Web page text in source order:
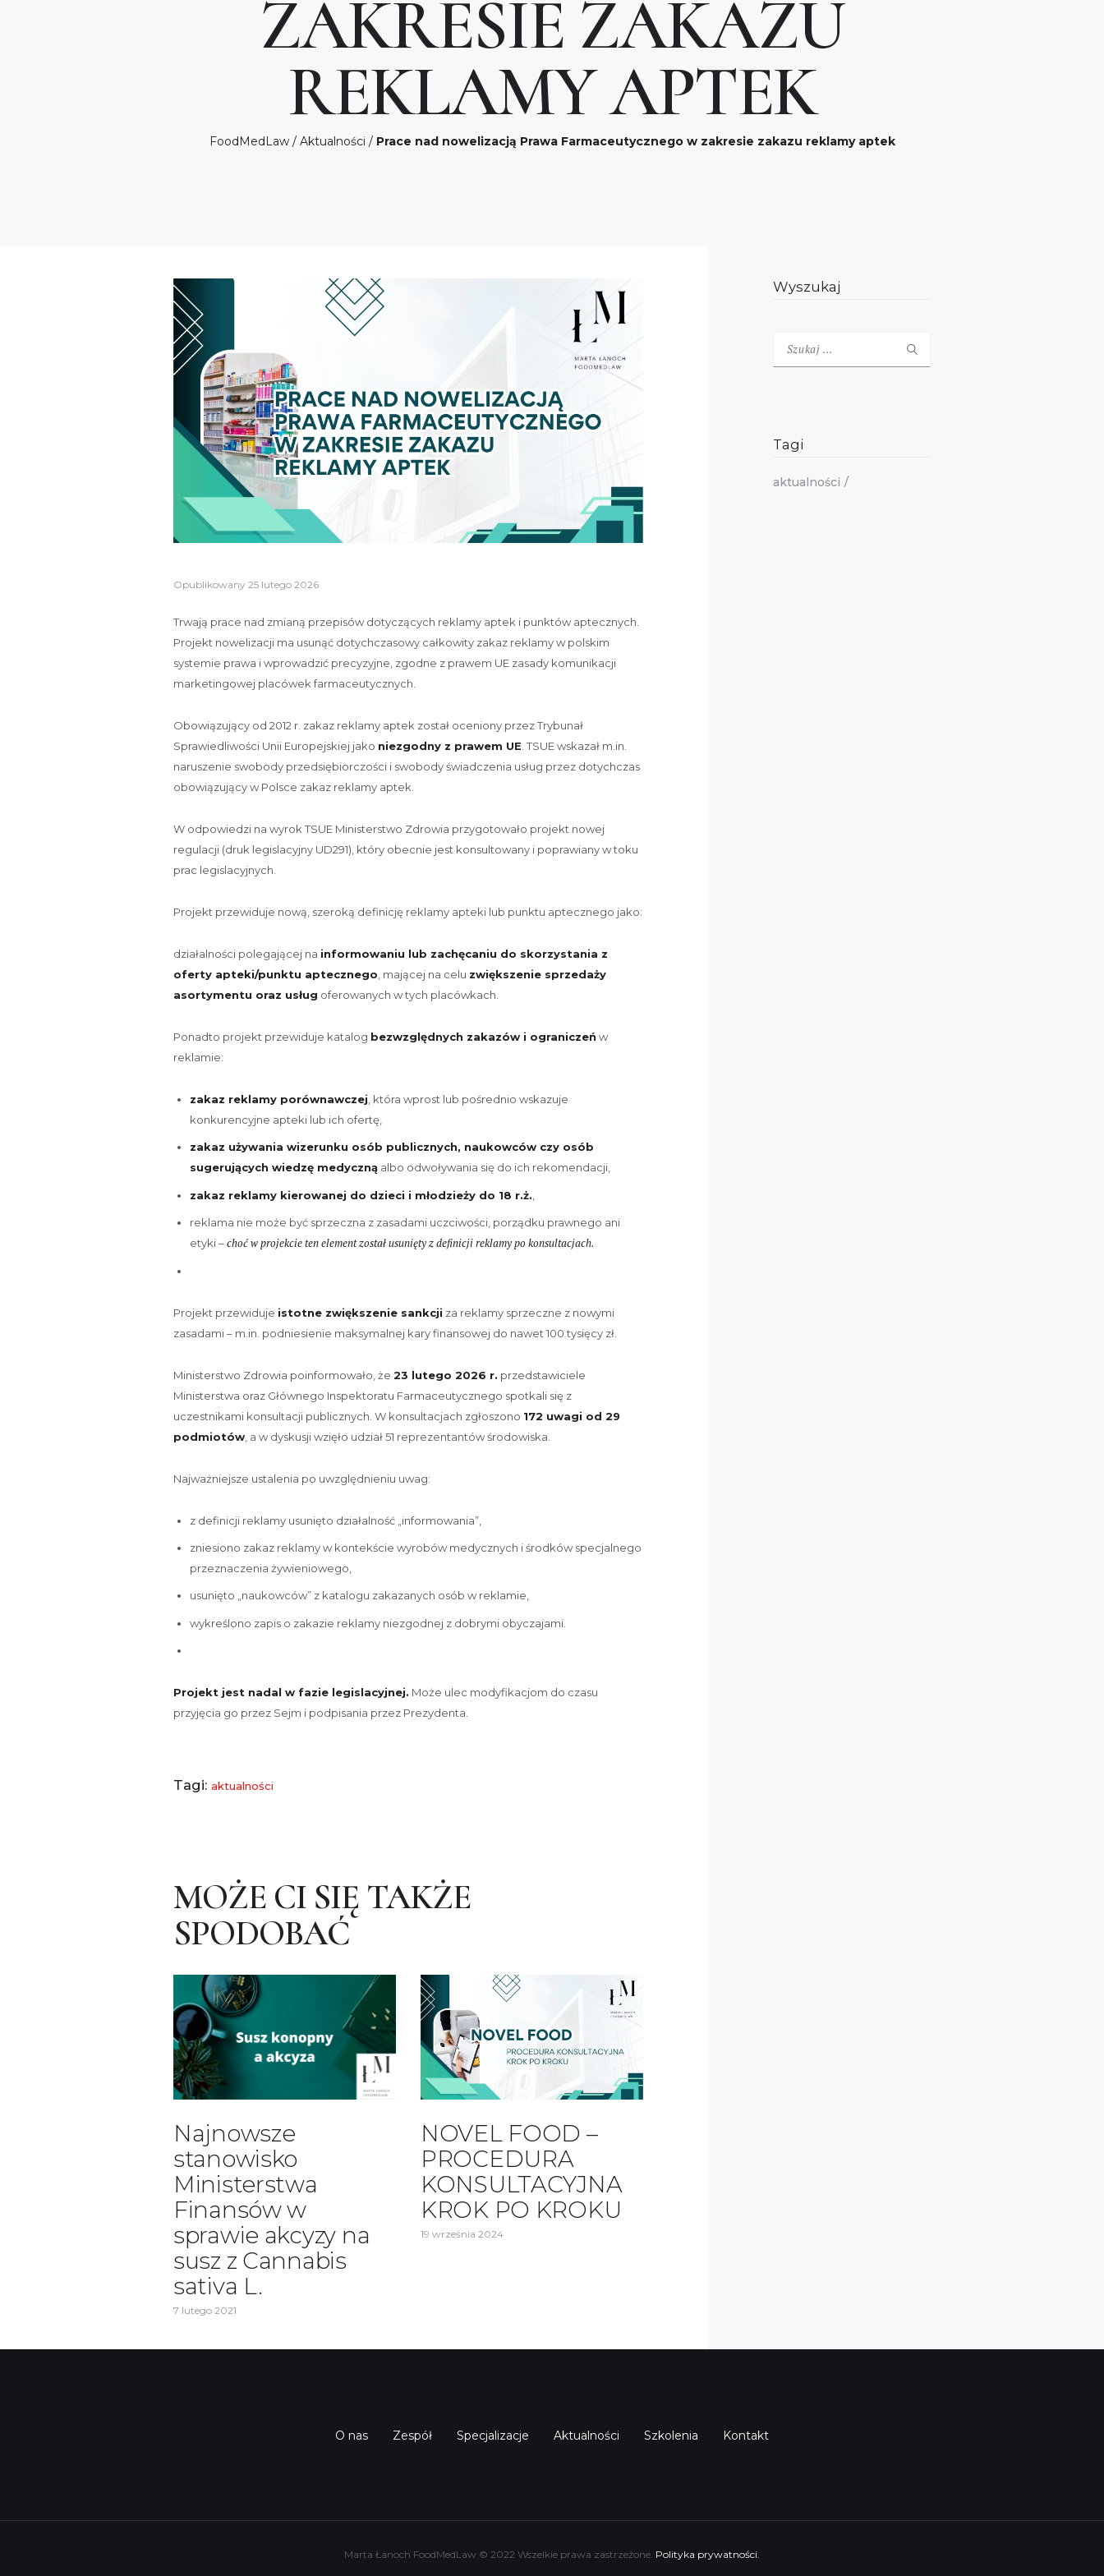
ZAKRESIE ZAKAZU
REKLAMY APTEK
FoodMedLaw/ Aktualności / Prace nad nowelizacją Prawa Farmaceutycznego w zakresie zakazu reklamy aptek
Opublikowany 25 lutego 2026
Trwają prace nad zmianą przepisów dotyczących reklamy aptek i punktów aptecznych.
Projekt nowelizacji ma usunąć dotychczasowy całkowity zakaz reklamy w polskim
systemie prawa i wprowadzić precyzyjne, zgodne z prawem UE zasady komunikacji
marketingowej placówek farmaceutycznych.
Obowiązujący od 2012 r. zakaz reklamy aptek został oceniony przez Trybunał
Sprawiedliwości Unii Europejskiej jako niezgodny z prawem UE . TSUE wskazał m.in.
naruszenie swobody przedsiębiorczości i swobody świadczenia usług przez dotychczas
obowiązujący w Polsce zakaz reklamy aptek.
W odpowiedzi na wyrok TSUE Ministerstwo Zdrowia przygotowało projekt nowej
regulacji (druk legislacyjny UD291), który obecnie jest konsultowany i poprawiany w toku
prac legislacyjnych.
Projekt przewiduje nową, szeroką definicję reklamy apteki lub punktu aptecznego jako:
działalności polegającej na informowaniu lub zachęcaniu do skorzystania z
oferty apteki/punktu aptecznego , mającej na celu zwiększenie sprzedaży
asortymentu oraz usług oferowanych w tych placówkach.
Ponadto projekt przewiduje katalog bezwzględnych zakazów i ograniczeń w
reklamie:
zakaz reklamy porównawczej , która wprost lub pośrednio wskazuje
konkurencyjne apteki lub ich ofertę,
zakaz używania wizerunku osób publicznych, naukowców czy osób
sugerujących wiedzę medycznąalbo odwoływania się do ich rekomendacji,
zakaz reklamy kierowanej do dzieci i młodzieży do 18 r.ż.
reklama nie może być sprzeczna z zasadami uczciwości, porządku prawnego ani
etyki –choć w projekcie ten element został usunięty z definicji reklamy po konsultacjach.
Projekt przewiduje istotne zwiększenie sankcji za reklamy sprzeczne z nowymi
zasadami – m.in. podniesienie maksymalnej kary finansowej do nawet 100 tysięcy zł.
Ministerstwo Zdrowia poinformowało, że 23 lutego 2026 r. przedstawiciele
Ministerstwa oraz Głównego Inspektoratu Farmaceutycznego spotkali się z
uczestnikami konsultacji publicznych. W konsultacjach zgłoszono 172 uwagi od 29
podmiotów , a w dyskusji wzięło udział 51 reprezentantów środowiska.
Najważniejsze ustalenia po uwzględnieniu uwag:
z definicji reklamy usunięto działalność „informowania”,
zniesiono zakaz reklamy w kontekście wyrobów medycznych i środków specjalnego
przeznaczenia żywieniowego,
usunięto „naukowców” z katalogu zakazanych osób w reklamie,
wykreślono zapis o zakazie reklamy niezgodnej z dobrymi obyczajami.
Projekt jest nadal w fazie legislacyjnej. Może ulec modyfikacjom do czasu
przyjęcia go przez Sejm i podpisania przez Prezydenta.
Tagi: aktualności
MOŻE CI SIĘ TAKŻE
SPODOBAĆ
Najnowsze
stanowisko
Ministerstwa
Finansów w
sprawie akcyzy na
susz z Cannabis
sativa L.
7 lutego 2021
NOVEL FOOD –
PROCEDURA
KONSULTACYJNA
KROK PO KROKU
19 września 2024
Wyszukaj
Tagi
aktualności
O nas Zespół Specjalizacje Aktualności Szkolenia Kontakt
Marta Łanoch FoodMedLaw © 2022 Wszelkie prawa zastrzeżone. Polityka prywatności.